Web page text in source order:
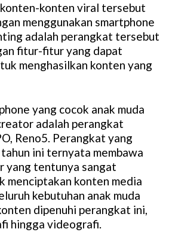
konten viral tersebut
menggunakan smartphone
adalah perangkat tersebut
fitur-fitur yang dapat
menghasilkan konten yang
yang cocok anak muda
adalah perangkat
Reno5. Perangkat yang
ini ternyata membawa
yang tentunya sangat
menciptakan konten media
kebutuhan anak muda
dipenuhi perangkat ini,
hingga videografi.